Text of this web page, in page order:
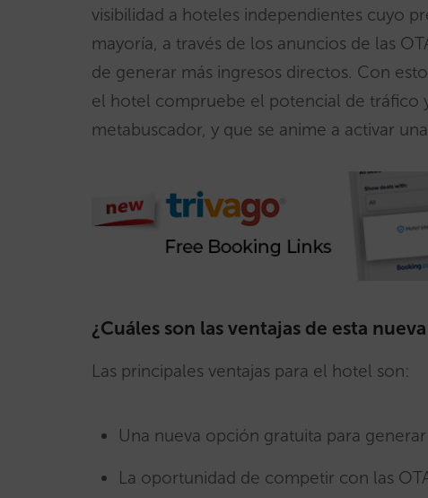
visibilidad a hoteles independientes cuyo
mayoría, a través de los anuncios de las
de generar más ingresos directos. Con
el hotel compruebe el potencial de tráfico
metabuscador, y que se anime a activar
¿Cuáles son las ventajas de esta
Las principales ventajas para el hotel son:
Una nueva opción gratuita para
La oportunidad de competir con las